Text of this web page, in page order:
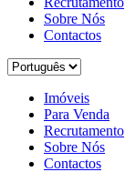
Sobre Nós
Contactos
Imóveis
Para Venda
Recrutamento
Sobre Nós
Contactos